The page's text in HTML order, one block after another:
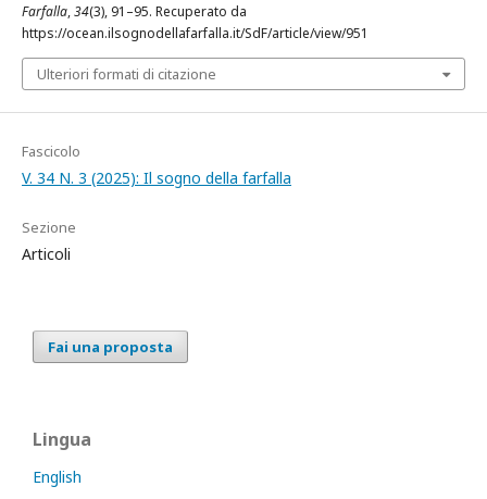
Farfalla,34(3), 91–95. Recuperato da
https://ocean.ilsognodellafarfalla.it/SdF/article/view/951
Ulteriori formati di citazione
Fascicolo
V. 34 N. 3 (2025): Il sogno della farfalla
Sezione
Articoli
Fai una proposta
Lingua
English